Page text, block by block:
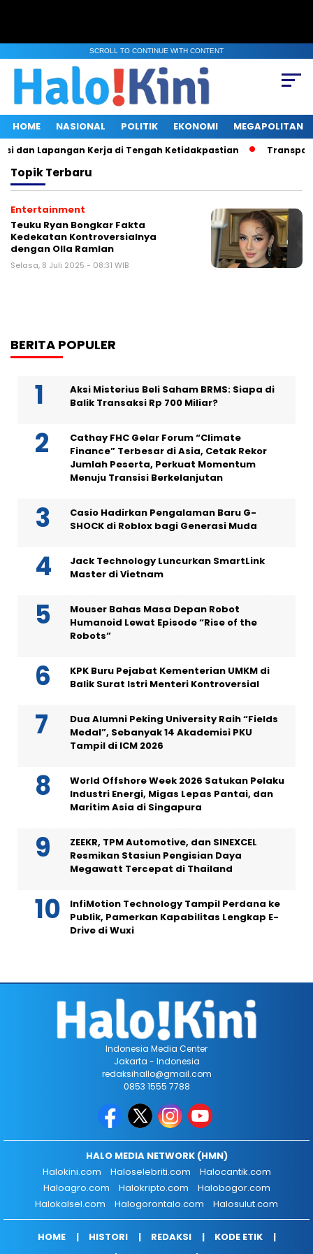
SCROLL TO CONTINUE WITH CONTENT
HOME NASIONAL POLITIK EKONOMI MEGAPOLITAN
dan Lapangan Kerja di Tengah Ketidakpastian
TopikTerbaru
Entertainment
Teuku Ryan Bongkar Fakta
Kedekatan Kontroversialnya
dengan Olla Ramlan
Selasa, 8 Juli 2025 - 08:31 WIB
BERITA POPULER
Aksi Misterius Beli Saham BRMS: Siapa di
Balik Transaksi Rp 700 Miliar?
Cathay FHC Gelar Forum “Climate
Finance” Terbesar di Asia, Cetak Rekor
Jumlah Peserta, Perkuat Momentum
Menuju Transisi Berkelanjutan
Casio Hadirkan Pengalaman Baru G-
SHOCK di Roblox bagi Generasi Muda
Jack Technology Luncurkan SmartLink
Master di Vietnam
Mouser Bahas Masa Depan Robot
Humanoid Lewat Episode “Rise of the
Robots”
KPK Buru Pejabat Kementerian UMKM di
Balik Surat Istri Menteri Kontroversial
Dua Alumni Peking University Raih “Fields
Medal”, Sebanyak 14 Akademisi PKU
Tampil di ICM 2026
World Offshore Week 2026 Satukan Pelaku
Industri Energi, Migas Lepas Pantai, dan
Maritim Asia di Singapura
ZEEKR, TPM Automotive, dan SINEXCEL
Resmikan Stasiun Pengisian Daya
Megawatt Tercepat di Thailand
InfiMotion Technology Tampil Perdana ke
Publik, Pamerkan Kapabilitas Lengkap E-
Drive di Wuxi
Indonesia Media Center
Jakarta - Indonesia
redaksihallo@gmail.com
0853 1555 7788
HALO MEDIA NETWORK (HMN)
Halokini.com
Haloselebriti.com
Halocantik.com
Haloagro.com
Halokripto.com
Halobogor.com
Halokalsel.com
Halogorontalo.com Halosulut.com
HOME HISTORI REDAKSI
KODE ETIK